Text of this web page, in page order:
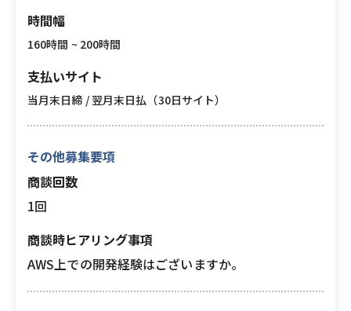
時間幅
160時間 ~ 200時間
支払いサイト
当月末日締 / 翌月末日払（30日サイト）
その他募集要項
商談回数
1回
商談時ヒアリング事項
AWS上での開発経験はございますか。